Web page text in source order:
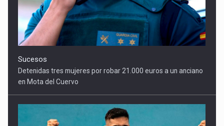
Sucesos
Detenidas tres mujeres por robar 21.000 euros a un anciano
en Mota del Cuervo